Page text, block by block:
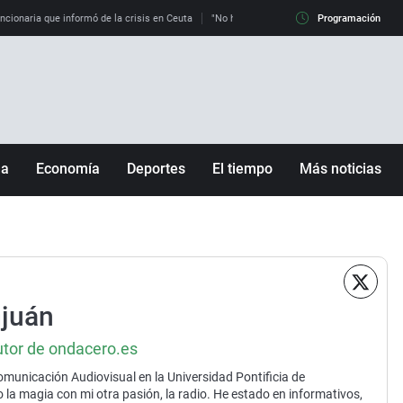
que informó de la crisis en Ceuta "No hay mafias, que no nos engañen":
Programación
Economía Deportes El tiempo Más noticias
Medio ambiente
de ondacero.es
Audiovisual en la Universidad Pontificia de
la magia con mi otra pasión, la radio. He estado en informativos,